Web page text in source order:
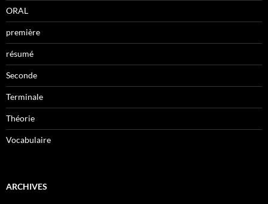
ORAL
première
résumé
Seconde
Terminale
Théorie
Vocabulaire
ARCHIVES